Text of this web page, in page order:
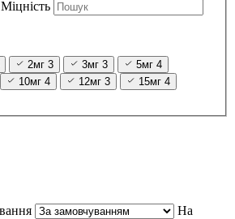
2мг 3 3мг 3 5мг 4
10мг 4 12мг 3 15мг 4
На